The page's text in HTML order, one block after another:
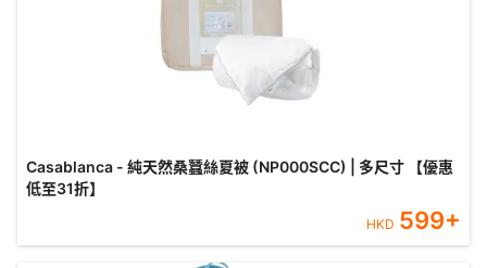
Casablanca - 純天然桑蠶絲夏被 (NP000SCC) | 多尺寸 【優惠
低至31折】
HKD 599+